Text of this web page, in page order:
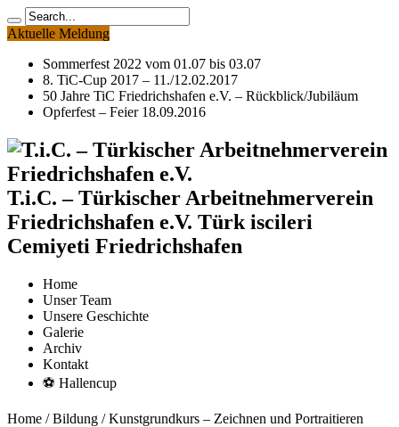
Aktuelle Meldung
Sommerfest 2022 vom 01.07 bis 03.07
8. TiC-Cup 2017 – 11./12.02.2017
50 Jahre TiC Friedrichshafen e.V. – Rückblick/Jubiläum
Opferfest – Feier 18.09.2016
T.i.C. – Türkischer Arbeitnehmerverein
Friedrichshafen e.V. Türk iscileri
Cemiyeti Friedrichshafen
Home
Unser Team
Unsere Geschichte
Galerie
Archiv
Kontakt
⚽ Hallencup
Home /Bildung /Kunstgrundkurs – Zeichnen und Portraitieren